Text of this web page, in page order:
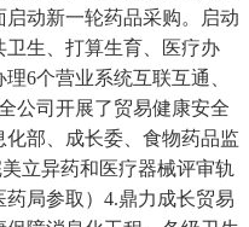
动新一轮药品采购。启动
生、打算生育、医疗办
6个营业系统互联互通、
公司开展了贸易健康安全
部、成长委、食物药品监
立异药和医疗器械评审轨
局参取）4.鼎力成长贸易